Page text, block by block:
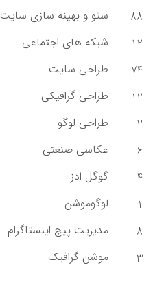
88
سئو و بهینه سازی سایت
12
شبکه های اجتماعی
74
طراحی سایت
12
طراحی گرافیکی
2
طراحی لوگو
6
عکاسی صنعتی
4
گوگل ادز
1
لوگوموشن
8
مدیریت پیج اینستاگرام
3
موشن گرافیک